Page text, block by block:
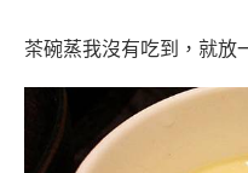
茶碗蒸我沒有吃到，就放